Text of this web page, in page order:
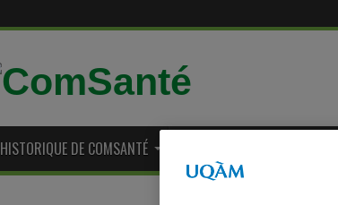
HISTORIQUE DE COMSANTÉ